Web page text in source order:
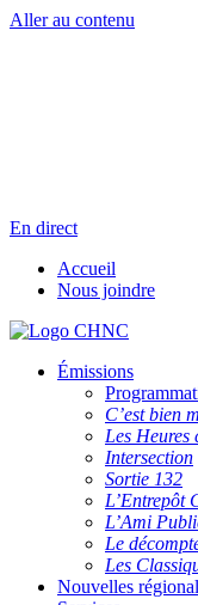
Aller au contenu
En direct
Accueil
Nous joindre
Émissions
C’est bien
Les Heures
Intersection
Sortie 132
L’Entrepôt
L’Ami
Le
Les
Nouvelles